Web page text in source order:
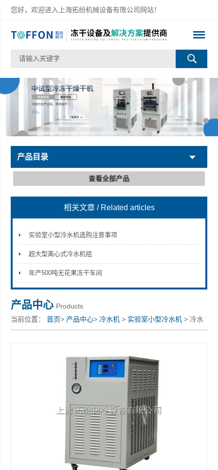
您好，欢迎进入上海拓纷机械设备有限公司网站！
上海拓纷机械设备有限公司
产品目录
查看全部产品
相关文章 / Related articles
实验室小型冷水机选购注意事项
超大型离心式冷水机组
年产500吨无花果冻干车间
产品中心 Products
当前位置：首页> 产品中心>冷水机 > 实验室小型冷水机 > 冷水
机，实验小型冷水机